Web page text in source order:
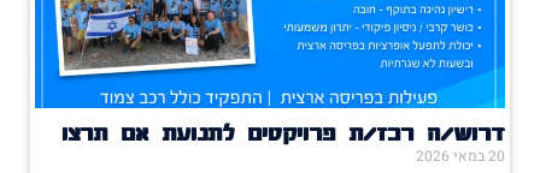
דרוש/ה רכז/ת פרויקטים לתנועת אם תרצו
20 במאי 2026